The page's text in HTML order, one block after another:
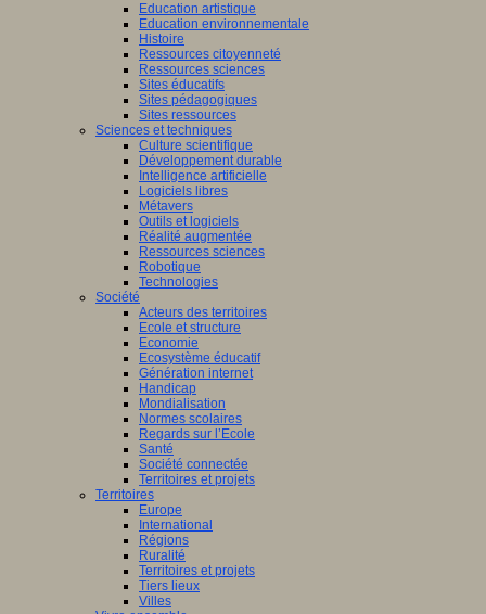
Education artistique
Education environnementale
Histoire
Ressources citoyenneté
Ressources sciences
Sites éducatifs
Sites pédagogiques
Sites ressources
Sciences et techniques
Culture scientifique
Développement durable
Intelligence artificielle
Logiciels libres
Métavers
Outils et logiciels
Réalité augmentée
Ressources sciences
Robotique
Technologies
Société
Acteurs des territoires
Ecole et structure
Economie
Ecosystème éducatif
Génération internet
Handicap
Mondialisation
Normes scolaires
Regards sur l’Ecole
Santé
Société connectée
Territoires et projets
Territoires
Europe
International
Régions
Ruralité
Territoires et projets
Tiers lieux
Villes